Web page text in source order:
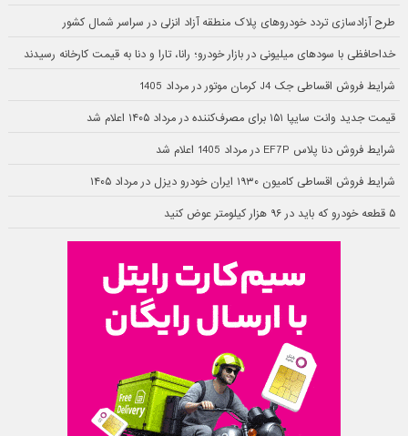
طرح آزادسازی تردد خودروهای پلاک منطقه آزاد انزلی در سراسر شمال کشور
خداحافظی با سودهای میلیونی در بازار خودرو؛ رانا، تارا و دنا به قیمت کارخانه رسیدند
شرایط فروش اقساطی جک J4 کرمان موتور در مرداد 1405
قیمت جدید وانت سایپا ۱۵۱ برای مصرف‌کننده در مرداد ۱۴۰۵ اعلام شد
شرایط فروش دنا پلاس EF7P در مرداد 1405 اعلام شد
شرایط فروش اقساطی کامیون ۱۹۳۰ ایران خودرو دیزل در مرداد ۱۴۰۵
۵ قطعه خودرو که باید در ۹۶ هزار کیلومتر عوض کنید